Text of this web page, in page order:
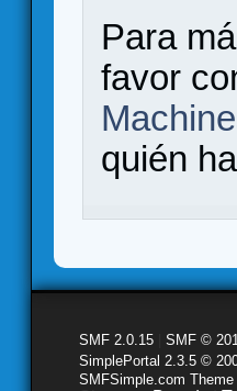
Para
favor
quién
SMF 2.0.15 SMF ©
SimplePortal 2.3.5 ©
SMFSimple.com